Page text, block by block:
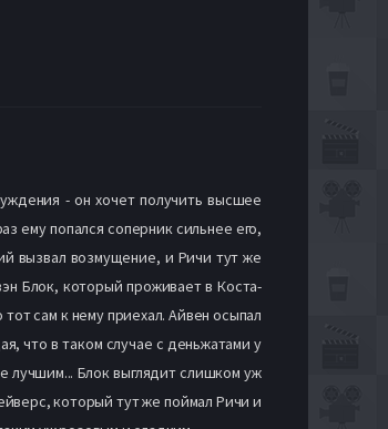
- он хочет получить высшее
ему попался соперник сильнее его,
вызвал возмущение, и Ричи тут же
Блок, который проживает в Коста-
сам к нему приехал. Айвен осыпал
что в таком случае с деньжатами у
лучшим... Блок выглядит слишком уж
который тут же поймал Ричи и